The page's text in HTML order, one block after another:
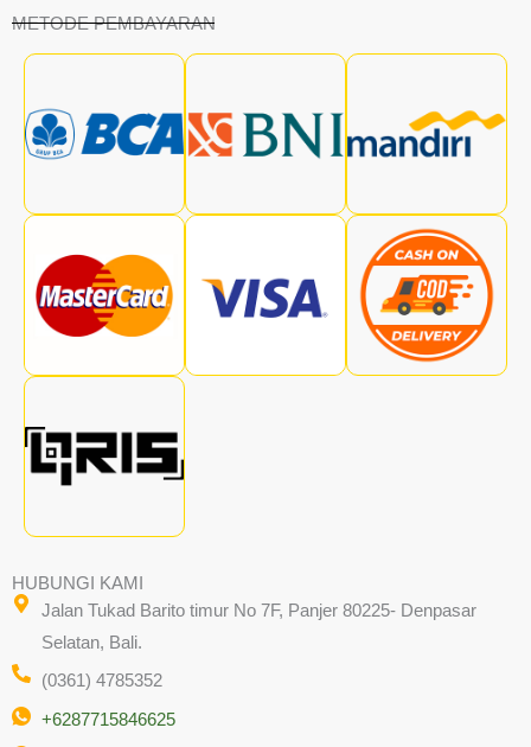
METODE PEMBAYARAN
HUBUNGI KAMI
Jalan Tukad Barito timur No 7F, Panjer 80225- Denpasar
Selatan, Bali.
(0361) 4785352
+6287715846625